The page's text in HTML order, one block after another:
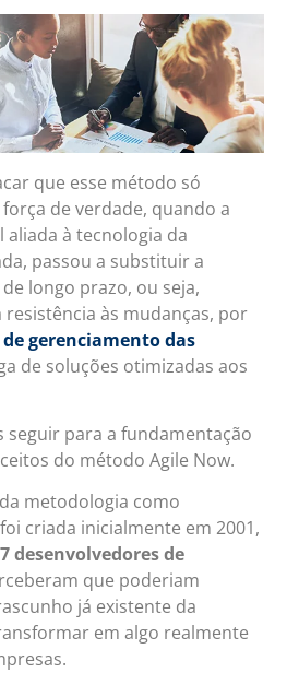
que esse método só
de verdade, quando a
à tecnologia da
passou a substituir a
longo prazo, ou seja,
às mudanças, por
gerenciamento das
de soluções otimizadas aos
seguir para a fundamentação
do método Agile Now.
metodologia como
criada inicialmente em 2001,
desenvolvedores de
que poderiam
já existente da
em algo realmente